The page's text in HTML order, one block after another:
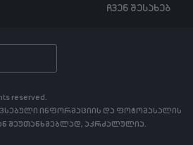
ჩვენ შესახებ
reserved.
ინფორმაციის და ფოტომასალის
შეუთანხმებლად, აკრძალულია.